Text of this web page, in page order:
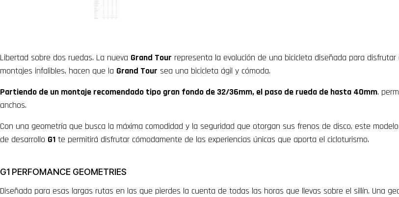
Libertad sobre dos ruedas. La nueva Grand Tour representa la evolución de una bicicleta diseñada para
montajes infalibles, hacen que la Grand Tour sea una bicicleta ágil y cómoda.
Partiendo de un montaje recomendado tipo gran fondo de 32/36mm, el paso de rueda de hasta 40mm,
anchos.
Con una geometría que busca la máxima comodidad y la seguridad que otorgan sus frenos de disco, este
de desarrollo G1 te permitirá disfrutar cómodamente de las experiencias únicas que aporta el cicloturismo.
G1 PERFOMANCE GEOMETRIES
Diseñada para esas largas rutas en las que pierdes la cuenta de todas las horas que llevas sobre el sillín. Una